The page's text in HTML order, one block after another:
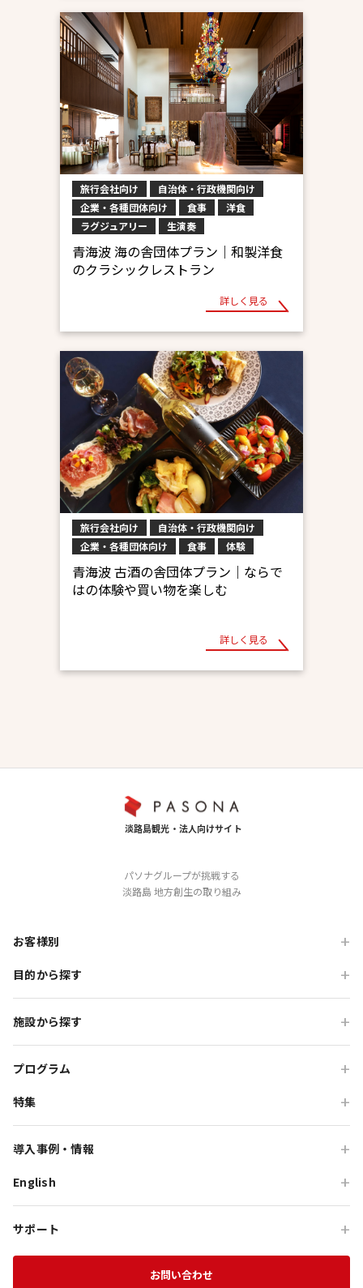
旅行会社向け
自治体・行政機関向け
企業・各種団体向け
食事
洋食
ラグジュアリー
生演奏
青海波 海の舎団体プラン｜和製洋食
のクラシックレストラン
詳しく見る
旅行会社向け
自治体・行政機関向け
企業・各種団体向け
食事 体験
青海波 古酒の舎団体プラン｜ならで
はの体験や買い物を楽しむ
詳しく見る
パソナグループが挑戦する
淡路島 地方創生の取り組み
お客様別
旅行会社の方
企業・各種団体の方
自治体・行政の方
目的から探す
研修・チームビルディング
インセンティブ・ご招待
高付加価値観光
貸切・イベント会場利用
教育旅行
施設から探す
オーシャンテラス
青海波
HELLO KITTY SMILE
HELLO KITTY SHOW BOX
プログラム
団体体験プログラム
団体研修プログラム
団体貸切プログラム
団体食事プログラム
特集
チームビルディング特集
インセンティブ旅行特集
導入事例・情報
旅行会社向け事例
企業・団体向け事例
English
サポート
お問い合わせ